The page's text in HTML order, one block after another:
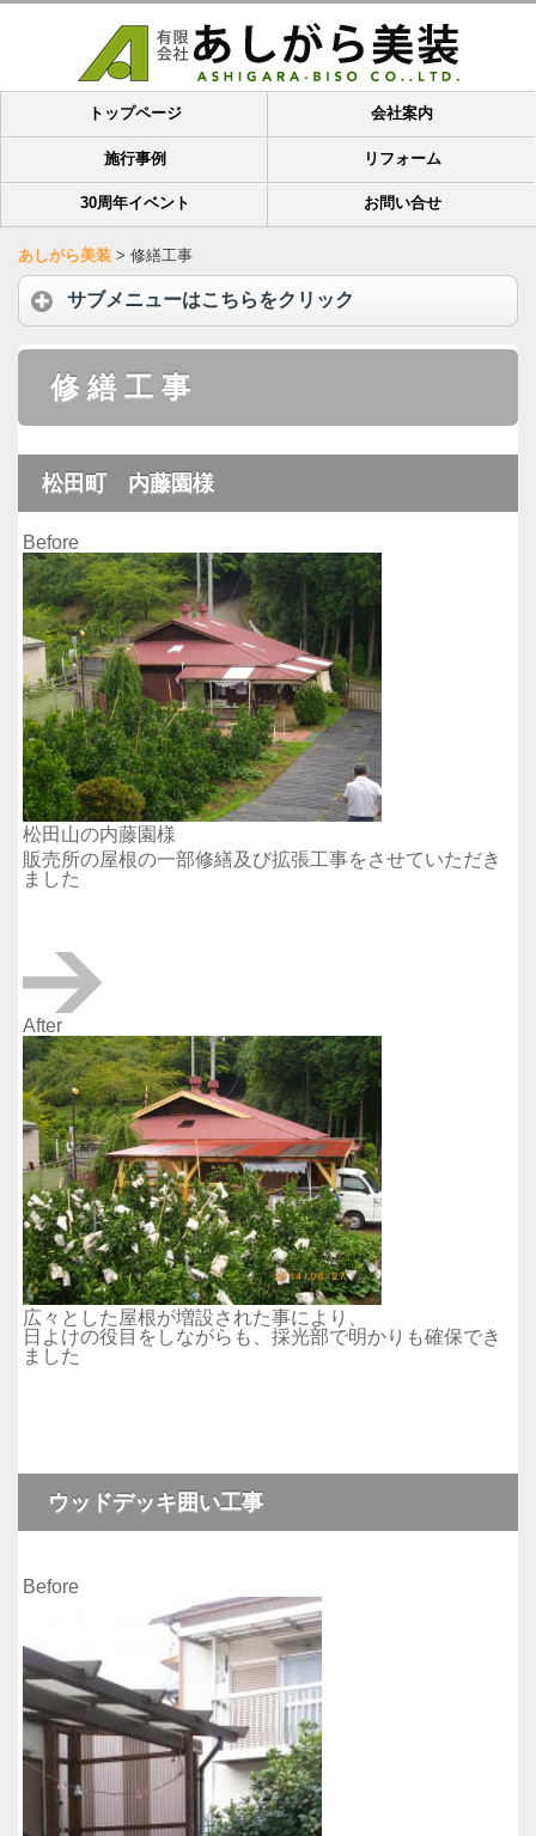
トップページ 会社案内
施行事例 リフォーム
30周年イベント お問い合せ
あしがら美装 > 修繕工事
サブメニューはこちらをクリック
修 繕 工 事
松田町 内藤園様
Before
松田山の内藤園様
販売所の屋根の一部修繕及び拡張工事をさせていただき
ました
After
広々とした屋根が増設された事により、
日よけの役目をしながらも、採光部で明かりも確保でき
ました
ウッドデッキ囲い工事
Before